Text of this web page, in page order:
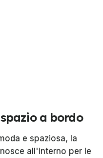
a bordo
e spaziosa, la
all'interno per le